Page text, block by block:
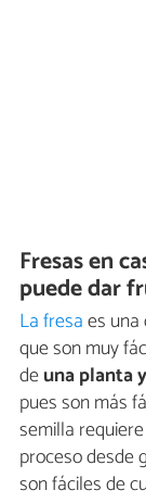
Fresas en
puede dar
La fresaes
que son muy
deuna planta
pues son más
semilla
proceso desde
son fáciles de